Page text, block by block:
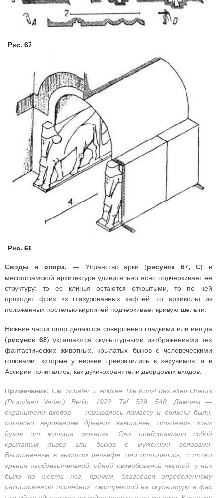
Рис. 67
Рис. 68
Своды и опора. — Убранство арки (рисунок 67, С) в
месопотамской архитектуре удивительно ясно подчеркивает ее
структуру: то ее клинья остаются открытыми, то по ней
проходит фриз из глазурованных кафлей, то архивольт из
положенных постелью кирпичей подчеркивает кривую шелыги.
Нижние части опор делаются совершенно гладкими или иногда
(рисунок 68) украшаются скульптурными изображениями тех
фантастических животных, крылатых быков с человеческими
головами, которые у евреев превратились в херувимов, а в
Ассирии почитались, как духи-охранители дворцовых входов.
Примечание: См. Schafer u. Andrae. Die Kunst des alten Orients
(Propylaen Verlag) Berlin. 1922, Taf. 529, 548. Демоны —
охранители входов — назывались ламассу и должны были,
согласно верованиям древних вавилонян, отгонять злых
духов от жилища монарха. Они представляли собой
крылатых львов или быков с мужскими головами.
Выполненные в высоком рельефе, они отличались, с точки
зрения изобразительной, одной своеобразной чертой: у них
было по шести ног, причем, благодаря определенному
расположению последних, смотревший на скульптуру в фас